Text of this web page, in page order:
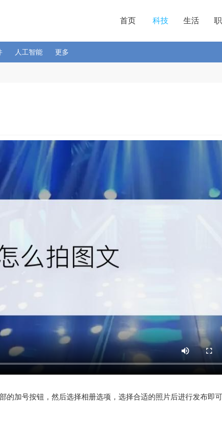
首页 科技 生活
人工智能 更多
的加号按钮，然后选择相册选项，选择合适的照片后进行发布即